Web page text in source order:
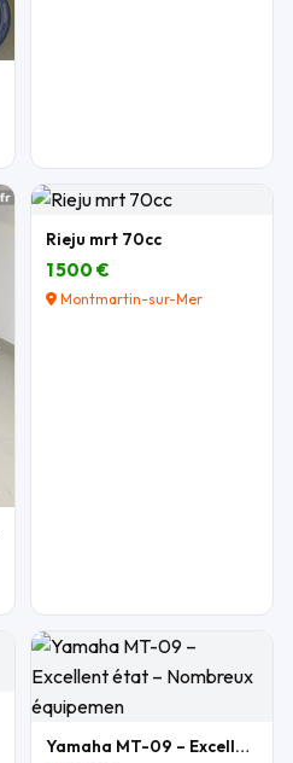
Rieju mrt 70cc
1 500 €
Montmartin-sur-Mer
Yamaha MT-09 – Excellent état – Nombreux équipemen